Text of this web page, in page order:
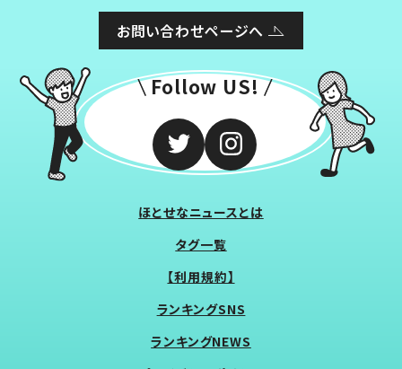
お問い合わせページへ
Follow US!
ほとせなニュースとは
タグ一覧
【利用規約】
ランキングSNS
ランキングNEWS